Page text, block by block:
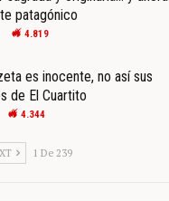
patagónico
4.819
es inocente, no así sus
de El Cuartito
4.344
1 De 239